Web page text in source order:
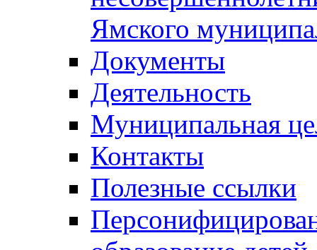
Ямского
Документы
Деятельность
Муниципальная
Контакты
Полезные ссылки